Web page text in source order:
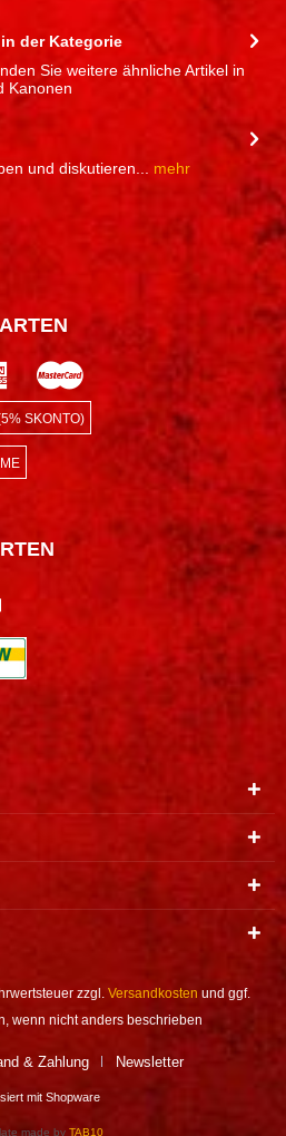
der Kategorie
Sie weitere ähnliche Artikel in
Kanonen
und diskutieren...
mehr
SKONTO)
zzgl. Versandkosten und ggf.
wenn nicht anders beschrieben
& Zahlung Newsletter
mit Shopware
made by TAB10